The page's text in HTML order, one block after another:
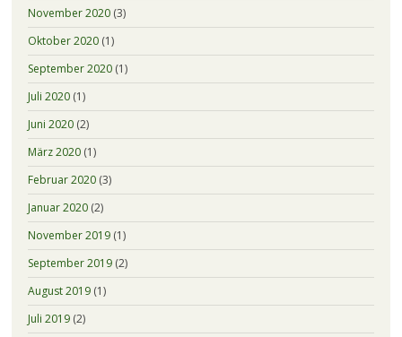
November 2020(3)
Oktober 2020(1)
September 2020(1)
Juli 2020(1)
Juni 2020(2)
März 2020(1)
Februar 2020(3)
Januar 2020(2)
November 2019(1)
September 2019(2)
August 2019(1)
Juli 2019(2)